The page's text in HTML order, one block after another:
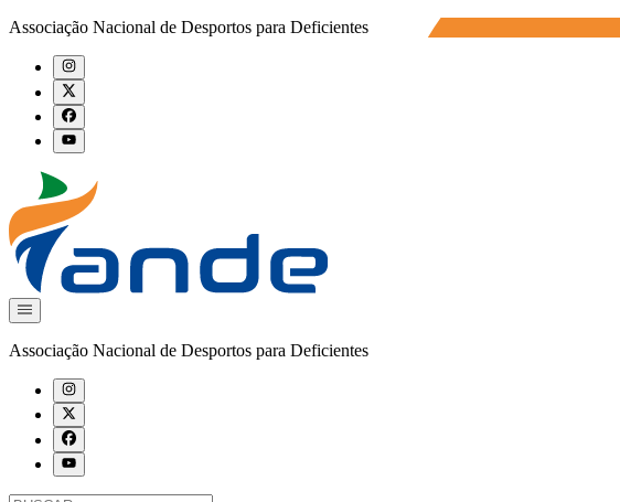
Associação Nacional de Desportos para Deficientes
Associação Nacional de Desportos para Deficientes